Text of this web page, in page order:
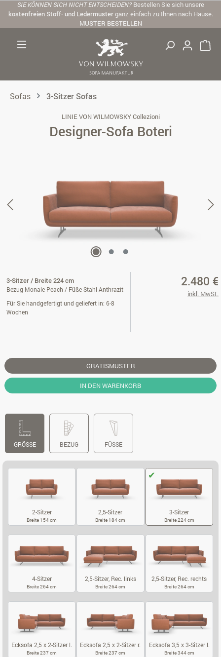
Zum Hauptinhalt springen
SIE KÖNNEN SICH NICHT ENTSCHEIDEN? Bestellen Sie sich unsere
kostenfreien Stoff- und Ledermusterganz einfach zu Ihnen nach Hause.
MUSTER BESTELLEN
Sofas 3-Sitzer Sofas
LINIE VON WILMOWSKY Collezioni
Designer-Sofa Boteri
3-Sitzer / Breite 224 cm
Bezug Monale Peach / Füße Stahl Anthrazit
Für Sie handgefertigt und geliefert in: 6-8
Wochen
2.480 €
inkl. MwSt.
GRATISMUSTER
IN DEN WARENKORB
GRÖSSE BEZUG FÜSSE
2-Sitzer
Breite 154 cm
2,5-Sitzer
Breite 184 cm
3-Sitzer
Breite 224 cm
4-Sitzer
Breite 264 cm
2,5-Sitzer, Rec. links
Breite 264 cm
2,5-Sitzer, Rec. rechts
Breite 264 cm
Ecksofa 2,5 x 2-Sitzer l.
Breite 237 cm
Ecksofa 2,5 x 2-Sitzer r.
Breite 237 cm
Ecksofa 3,5 x 3-Sitzer l.
Breite 344 cm